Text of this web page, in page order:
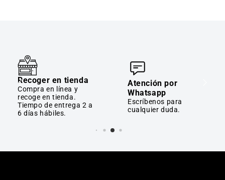
Recoger en tienda
Compra en línea y
recoge en tienda.
Tiempo de entrega 2 a
6 días hábiles.
Atención por
Whatsapp
Escríbenos para
cualquier duda.